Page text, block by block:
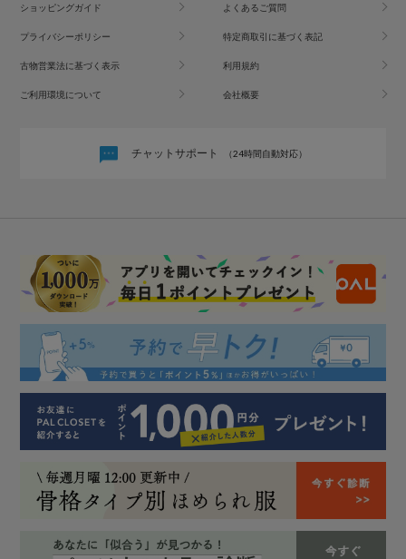
ショッピングガイド よくあるご質問
プライバシーポリシー 特定商取引に基づく表記
古物営業法に基づく表示 利用規約
ご利用環境について 会社概要
チャットサポート （24時間自動対応）